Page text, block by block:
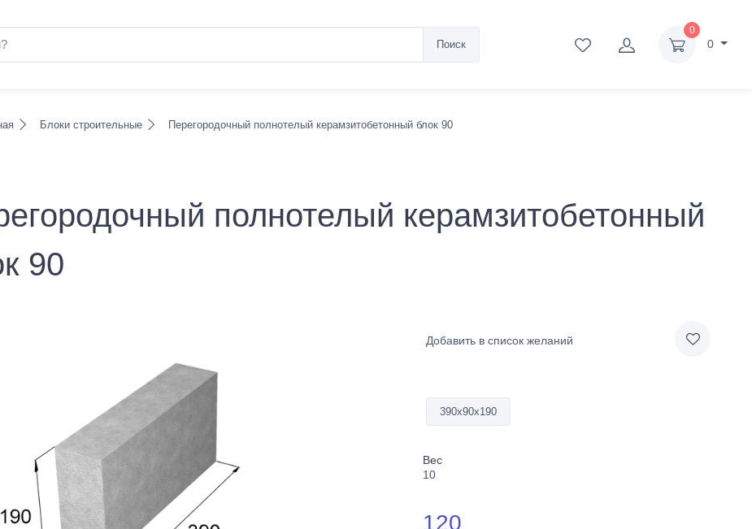
Поиск
0
0
Блоки строительные Перегородочный полнотелый керамзитобетонный блок 90
полнотелый керамзитобетонный
90
Добавить в список желаний
390х90х190
Вес
10
120